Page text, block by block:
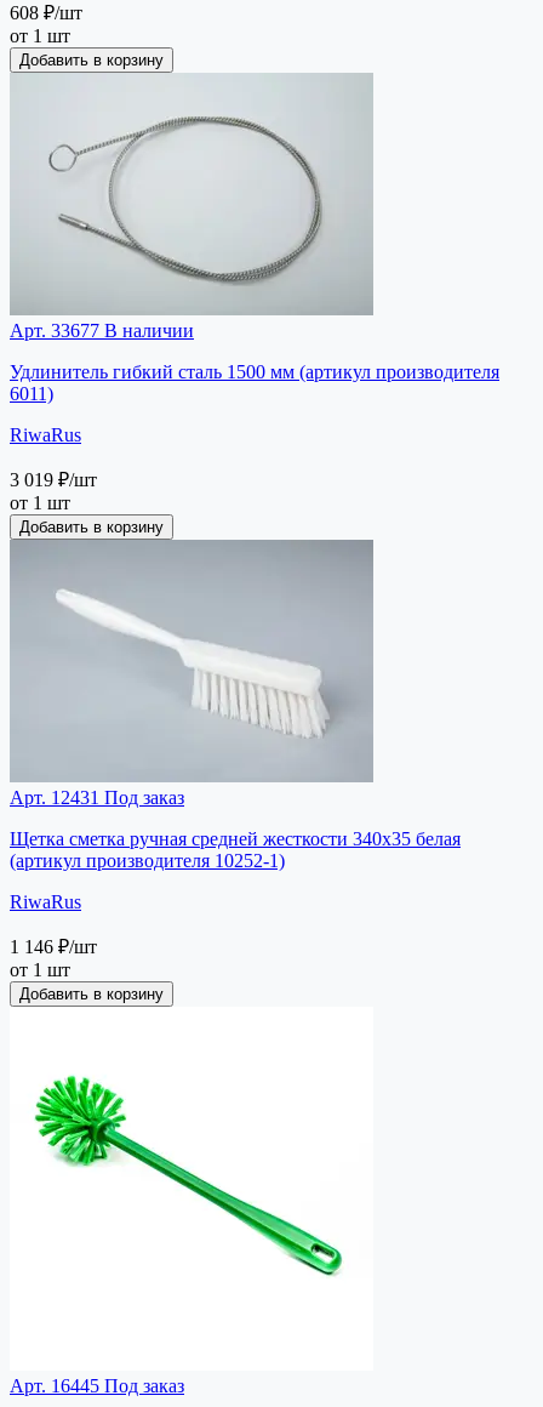
608 ₽/шт
от 1 шт
Добавить в корзину
Арт. 33677 В наличии
Удлинитель гибкий сталь 1500 мм (артикул производителя
6011)
RiwaRus
3 019 ₽/шт
от 1 шт
Добавить в корзину
Арт. 12431 Под заказ
Щетка сметка ручная средней жесткости 340х35 белая
(артикул производителя 10252-1)
RiwaRus
1 146 ₽/шт
от 1 шт
Добавить в корзину
Арт. 16445 Под заказ